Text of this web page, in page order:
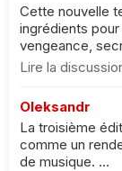
Cette nouvelle
ingrédients
vengeance,
Lire la
Oleksandr
La troisième
comme un
de musique. ...